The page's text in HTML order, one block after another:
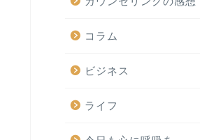
コラム
ビジネス
ライフ